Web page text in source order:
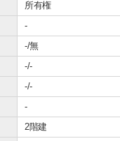
所有権
-
-/無
-/-
-/-
-
2階建